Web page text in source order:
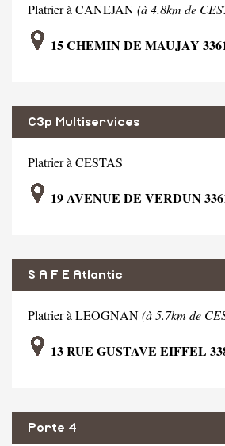
Platrier à CANEJAN(à 4.8km de
15 CHEMIN DE MAUJAY
C3p Multiservices
Platrier à CESTAS
19 AVENUE DE VERDUN
S A F E Atlantic
Platrier à LEOGNAN(à 5.7km de
13 RUE GUSTAVE EIFFEL
Porte 4